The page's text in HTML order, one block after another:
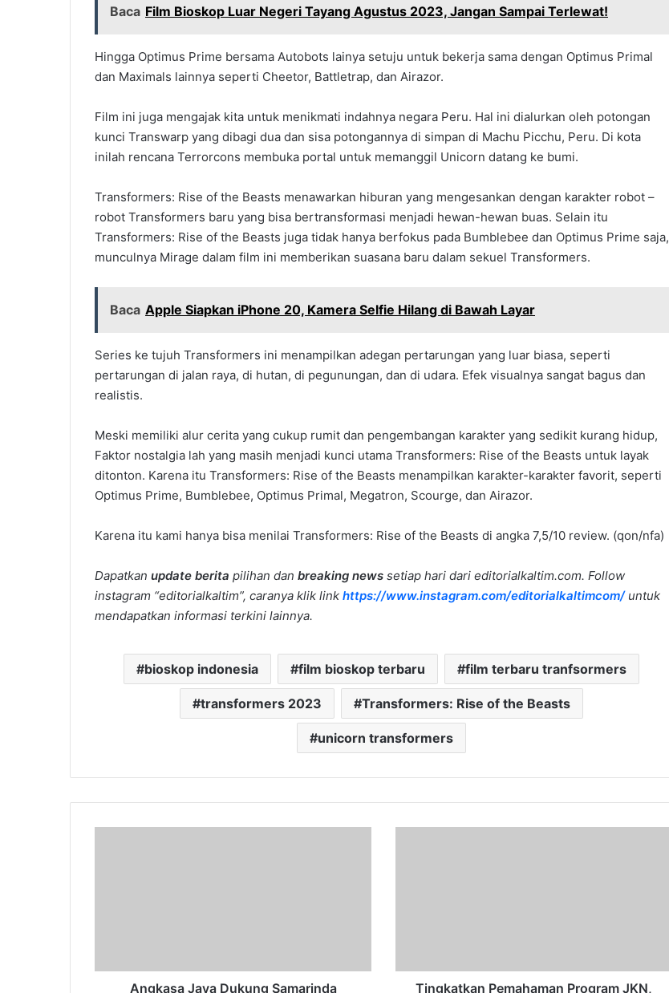
Baca Film Bioskop Luar Negeri Tayang Agustus 2023, Jangan Sampai Terlewat!
Hingga Optimus Prime bersama Autobots lainya setuju untuk bekerja sama dengan Optimus Primal
dan Maximals lainnya seperti Cheetor, Battletrap, dan Airazor.
Film ini juga mengajak kita untuk menikmati indahnya negara Peru. Hal ini dialurkan oleh potongan
kunci Transwarp yang dibagi dua dan sisa potongannya di simpan di Machu Picchu, Peru. Di kota
inilah rencana Terrorcons membuka portal untuk memanggil Unicorn datang ke bumi.
Transformers: Rise of the Beasts menawarkan hiburan yang mengesankan dengan karakter robot –
robot Transformers baru yang bisa bertransformasi menjadi hewan-hewan buas. Selain itu
Transformers: Rise of the Beasts juga tidak hanya berfokus pada Bumblebee dan Optimus Prime saja,
munculnya Mirage dalam film ini memberikan suasana baru dalam sekuel Transformers.
Baca Apple Siapkan iPhone 20, Kamera Selfie Hilang di Bawah Layar
Series ke tujuh Transformers ini menampilkan adegan pertarungan yang luar biasa, seperti
pertarungan di jalan raya, di hutan, di pegunungan, dan di udara. Efek visualnya sangat bagus dan
realistis.
Meski memiliki alur cerita yang cukup rumit dan pengembangan karakter yang sedikit kurang hidup,
Faktor nostalgia lah yang masih menjadi kunci utama Transformers: Rise of the Beasts untuk layak
ditonton. Karena itu Transformers: Rise of the Beasts menampilkan karakter-karakter favorit, seperti
Optimus Prime, Bumblebee, Optimus Primal, Megatron, Scourge, dan Airazor.
Karena itu kami hanya bisa menilai Transformers: Rise of the Beasts di angka 7,5/10 review. (qon/nfa)
Dapatkan update berita pilihan dan breaking news setiap hari dari editorialkaltim.com. Follow
instagram “editorialkaltim”, caranya klik link https://www.instagram.com/editorialkaltimcom/ untuk
mendapatkan informasi terkini lainnya.
bioskop indonesia film bioskop terbaru film terbaru tranfsormers
transformers 2023 Transformers: Rise of the Beasts
unicorn transformers
Angkasa Jaya Dukung Samarinda
di
BSPJITingkatkan Pemahaman Program JKN,